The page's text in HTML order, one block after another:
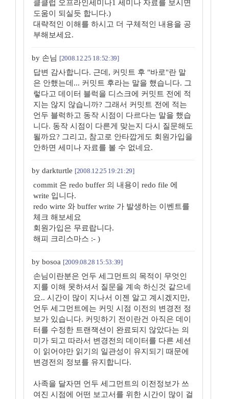
클클럽 오프라인세미나1 세미나 자료를 보시면
도움이 되실듯 합니다.)
대략적인 이해를 하시고 더 구체적인 내용을 공
부해보세요.
by 손님 [2008.12.25 18:52:39]
답변 감사합니다. 근데, 커밋트 후 "바로"란 말
은 안했는데... 커밋트 후라는 말을 했습니다. 그
렇다고 데이터 블럭을 디스크에 커밋트 전에 적
지는 않지 않습니까? 그래서 커밋트 전에 적는
언두 블럭하고 동작 시점이 다르다는 말을 했습
니다. 동작 시점이 다른게 맞는지 다시 질문해도
될까요? 그리고, 참고로 안타깝게도 회원가입을
안하면 세미나 자료를 볼 수 없네요.
by darkturtle [2008.12.25 19:21:29]
commit 은 redo buffer 의 내용이 redo file 에
write 입니다.
redo wirte 와 buffer write 가 발생하는 이벤트를
체크 해보세요
회원가입은 무료랍니다.
해피 크리스마스 :- )
by bosoa [2009.08.28 15:53:39]
손님이란분은 언두 세그먼트의 목적이 무엇인
지를 이해 못하셔서 질문을 계속 하신것 같으네
요.. 시간이 많이 지나서 이젠 알고 계시겠지만,
언두 세그먼트에는 커밋 시점 이전의 변경전 정
보가 있습니다. 커밋하기 전이란건 아직은 데이
터를 수정한 트랜잭션이 완료되지 않았다는 의
미가 되고 따라서 변경전의 데이터를 다른 세션
이 읽어야만 읽기의 일관성이 유지되기 때문에
변경전의 정보를 유지합니다.
사족을 달자면 언두 세그먼트의 이전정보가 쓰
여진 시점에 어떤 보고서를 위한 시간이 많이 걸